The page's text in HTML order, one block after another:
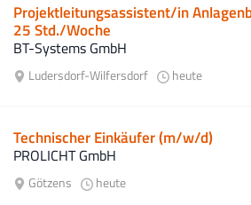
Projektleitungsassistent/in
25 Std./Woche
BT-Systems GmbH
Ludersdorf-Wilfersdorf heute
Technischer Einkäufer (m/w/d)
PROLICHT GmbH
Götzens heute